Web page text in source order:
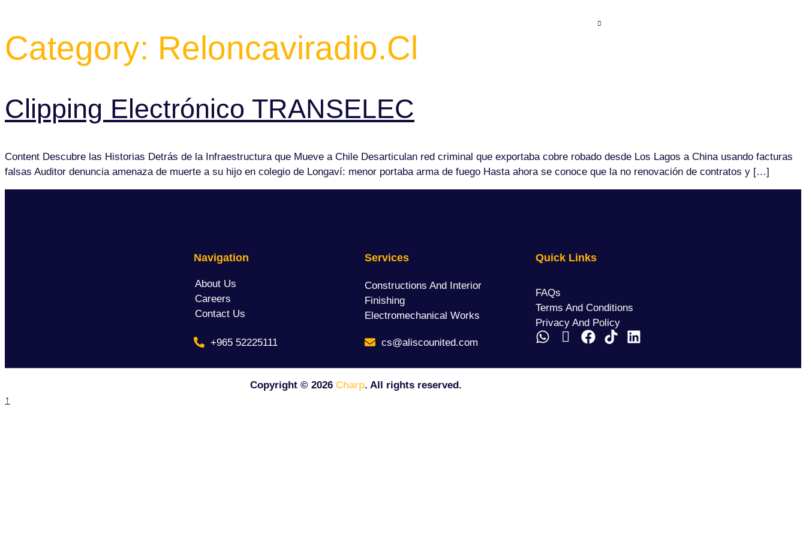
Category: Reloncaviradio.cl
Clipping Electrónico TRANSELEC
Content Descubre las Historias Detrás de la Infraestructura que Mueve a Chile Desarticulan red criminal que exportaba cobre robado desde Los Lagos a China usando facturas
falsas Auditor denuncia amenaza de muerte a su hijo en colegio de Longaví: menor portaba arma de fuego Hasta ahora se conoce que la no renovación de contratos y […]
Navigation
About Us
Careers
Contact Us
+965 52225111
Services
Constructions And Interior
Finishing
Electromechanical Works
cs@aliscounited.com
Quick Links
FAQs
Terms And Conditions
Privacy And Policy
Copyright © 2026 Charp. All rights reserved.
↑